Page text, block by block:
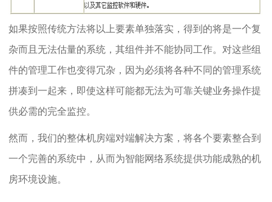
如果按照传统方法将以上要素单独落实，得到的将是一个复
杂而且无法估量的系统，其组件并不能协同工作。对这些组
件的管理工作也变得冗杂，因为必须将各种不同的管理系统
拼凑到一起来，即使这样可能都无法为可靠关键业务操作提
供必需的完全监控。
然而，我们的整体机房端对端解决方案，将各个要素整合到
一个完善的系统中，从而为智能网络系统提供功能成熟的机
房环境设施。